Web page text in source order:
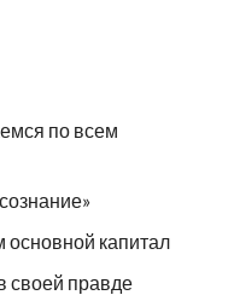
по всем
капитал
своей правде